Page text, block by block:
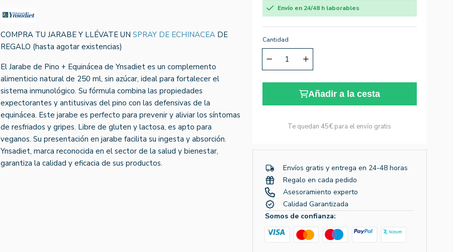
COMPRA TU JARABE Y LLÉVATE UN SPRAY DE ECHINACEA DE
REGALO (hasta agotar existencias)
El Jarabe de Pino + Equinácea de Ynsadiet es un complemento
alimenticio natural de 250 ml, sin azúcar, ideal para fortalecer el
sistema inmunológico. Su fórmula combina las propiedades
expectorantes y antitusivas del pino con las defensivas de la
equinácea. Este jarabe es perfecto para prevenir y aliviar los síntomas
de resfriados y gripes. Libre de gluten y lactosa, es apto para
veganos. Su presentación en jarabe facilita su ingesta y absorción.
Ynsadiet, marca reconocida en el sector de la salud y bienestar,
garantiza la calidad y eficacia de sus productos.
Envío en 24/48 h laborables
Cantidad
Añadir a la cesta
Te quedan 45€ para el envío gratis
Envíos gratis y entrega en 24-48 horas
Regalo en cada pedido
Asesoramiento experto
Calidad Garantizada
Somos de confianza: